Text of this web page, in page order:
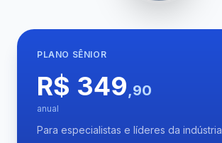
PLANO SÊNIOR
R$ 349,90
anual
Para especialistas e líderes da indústria